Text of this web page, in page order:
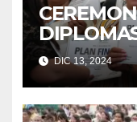
DIC 13, 2024